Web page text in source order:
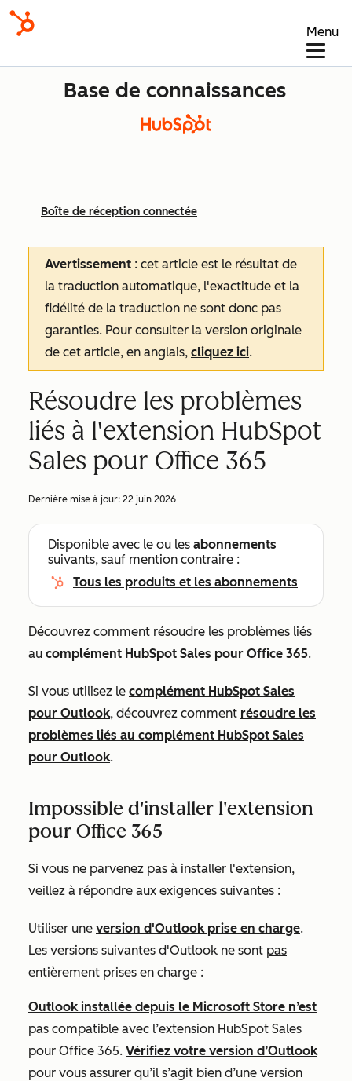
Menu
Base de connaissances
Boîte de réception connectée
Avertissement : cet article est le résultat de
la traduction automatique, l'exactitude et la
fidélité de la traduction ne sont donc pas
garanties. Pour consulter la version originale
de cet article, en anglais, cliquez ici.
Résoudre les problèmes
liés à l'extension HubSpot
Sales pour Office 365
Dernière mise à jour: 22 juin 2026
Disponible avec le ou les abonnements
suivants, sauf mention contraire :
Tous les produits et les abonnements
Découvrez comment résoudre les problèmes liés
au complément HubSpot Sales pour Office 365.
Si vous utilisez le complément HubSpot Sales
pour Outlook, découvrez comment résoudre les
problèmes liés au complément HubSpot Sales
pour Outlook.
Impossible d'installer l'extension
pour Office 365
Si vous ne parvenez pas à installer l'extension,
veillez à répondre aux exigences suivantes :
Utiliser une version d'Outlook prise en charge.
Les versions suivantes d'Outlook ne sont pas
entièrement prises en charge :
Outlook installée depuis le Microsoft Store n’est
pas compatible avec l’extension HubSpot Sales
pour Office 365. Vérifiez votre version d’Outlook
pour vous assurer qu’il s’agit bien d’une version